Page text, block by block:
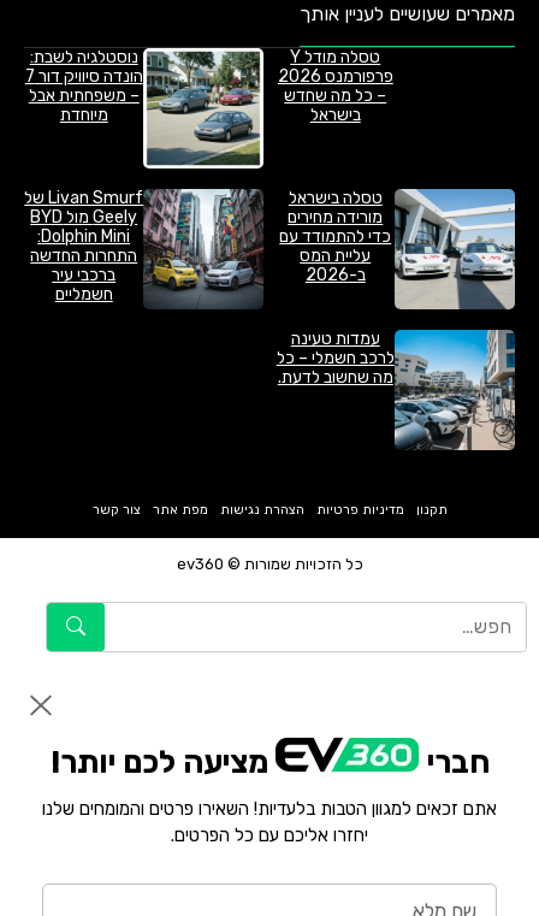
מאמרים שעושיים לעניין אותך
טסלה מודל Y
פרפורמנס 2026
– כל מה שחדש
בישראל
נוסטלגיה לשבת:
הונדה סיוויק דור 7
– משפחתית אבל
מיוחדת
טסלה בישראל
מורידה מחירים
כדי להתמודד עם
עליית המס
ב-2026
Livan Smurf של
Geely מול BYD
Dolphin Mini:
התחרות החדשה
ברכבי עיר
חשמליים
עמדות טעינה
לרכב חשמלי – כל
מה שחשוב לדעת.
כל הזכויות שמורות © ev360
תקנון מדיניות פרטיות הצהרת נגישות מפת אתר צור קשר
חברי מציעה לכם יותר!
אתם זכאים למגוון הטבות בלעדיות! השאירו פרטים והמומחים שלנו
יחזרו אליכם עם כל הפרטים.